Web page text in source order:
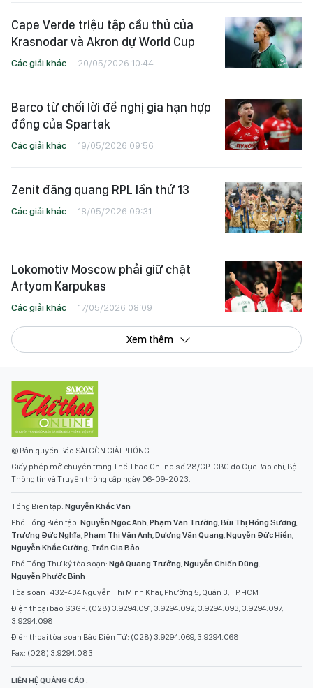
Cape Verde triệu tập cầu thủ của
Krasnodar và Akron dự World Cup
Các giải khác 20/05/2026 10:44
Barco từ chối lời đề nghị gia hạn hợp
đồng của Spartak
Các giải khác 19/05/2026 09:56
Zenit đăng quang RPL lần thứ 13
Các giải khác 18/05/2026 09:31
Lokomotiv Moscow phải giữ chặt
Artyom Karpukas
Các giải khác 17/05/2026 08:09
Xem thêm
© Bản quyền Báo SÀI GÒN GIẢI PHÓNG.
Giấy phép mở chuyên trang Thể Thao Online số 28/GP-CBC do Cục Báo chí, Bộ
Thông tin và Truyền thông cấp ngày 06-09-2023.
Tổng Biên tập: Nguyễn Khắc Văn
Phó Tổng Biên tập: Nguyễn Ngọc Anh,Phạm Văn Trường,Bùi Thị Hồng Sương,
Trương Đức Nghĩa,Phạm Thị Vân Anh,Dương Văn Quang,Nguyễn Đức Hiển,
Nguyễn Khắc Cường, Trần Gia Bảo
Phó Tổng Thư ký tòa soạn: Ngô Quang Trưởng,Nguyễn Chiến Dũng,
Nguyễn Phước Bình
Tòa soạn : 432-434 Nguyễn Thị Minh Khai, Phường 5, Quận 3, TP.HCM
Điện thoại báo SGGP: (028) 3.9294.091, 3.9294.092, 3.9294.093, 3.9294.097,
3.9294.098
Điện thoại tòa soạn Báo Điện Tử: (028) 3.9294.069, 3.9294.068
Fax: (028) 3.9294.083
LIÊN HỆ QUẢNG CÁO :